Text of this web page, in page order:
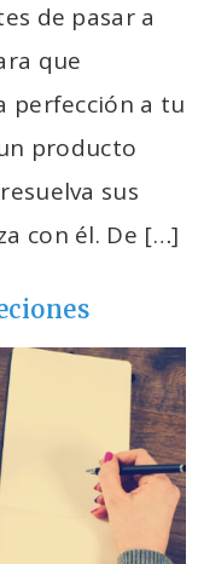
de pasar a
que
perfección a tu
producto
sus
con él. De […]